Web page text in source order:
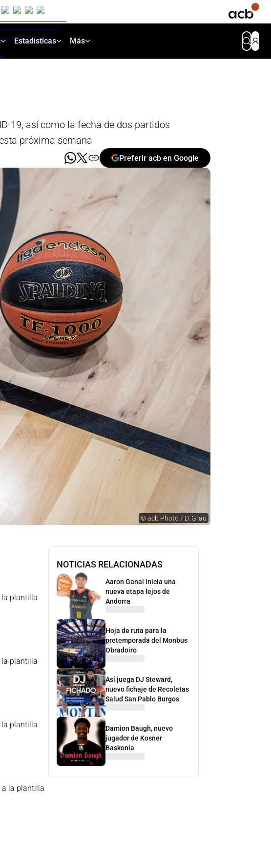
Estadísticas Más
19, así como la fecha de dos partidos
próxima semana
Preferir acb en Google
©acb Photo / D. Grau
la plantilla
la plantilla
la plantilla
a la plantilla
NOTICIAS RELACIONADAS
Aaron Ganal inicia una
nueva etapa lejos de
Andorra
Hoja de ruta para la
pretemporada del Monbus
Obradoiro
Así juega DJ Steward,
nuevo fichaje de Recoletas
Salud San Pablo Burgos
Damion Baugh, nuevo
jugador de Kosner
Baskonia